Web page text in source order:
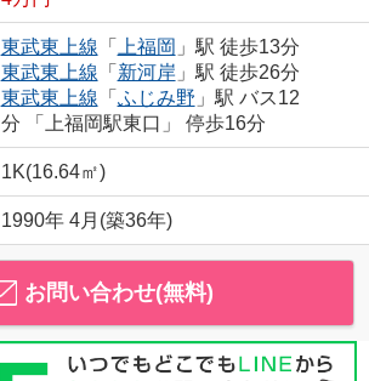
東武東上線 「 上福岡 」駅 徒歩13分
東武東上線 「 新河岸 」駅 徒歩26分
東武東上線 「 ふじみ野 」駅 バス12
分 「上福岡駅東口」 停歩16分
1K(16.64㎡)
1990年 4月(築36年)
お問い合わせ(無料)